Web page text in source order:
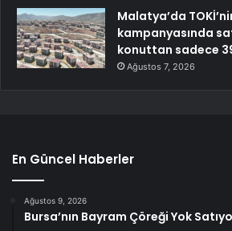
Malatya’da
kampanyasında
konuttan sadece
Ağustos 7, 2026
En Güncel Haberler
Ağustos 9, 2026
Bursa’nın Bayram Çöreği Yok